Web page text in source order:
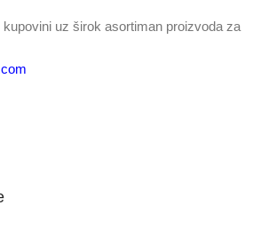
uz širok asortiman proizvoda za